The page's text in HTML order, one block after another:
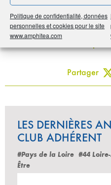
Politique de confidentialité, données
personnelles et cookies pour le site
www.amphitea.com
Noter
Partager
LES DERNIÈRES
CLUB ADHÉRENT
#Pays de la Loire #44
Être